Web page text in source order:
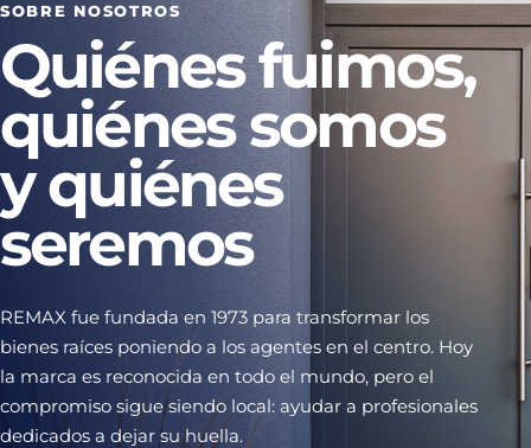
SOBRE NOSOTROS
Quiénes fuimos,
quiénes somos
y quiénes
seremos
REMAX fue fundada en 1973 para transformar los
bienes raíces poniendo a los agentes en el centro. Hoy
la marca es reconocida en todo el mundo, pero el
compromiso sigue siendo local: ayudar a profesionales
dedicados a dejar su huella.